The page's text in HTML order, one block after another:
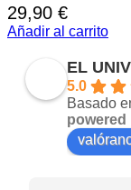
29,90 €
Añadir al carrito
EL
5.0
Basado
powered